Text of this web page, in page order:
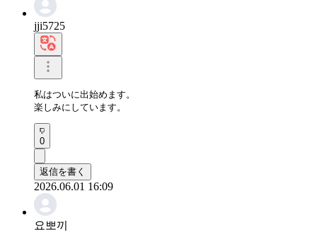
jji5725
私はついに出始めます。
楽しみにしています。
0
返信を書く
2026.06.01 16:09
요뽀끼